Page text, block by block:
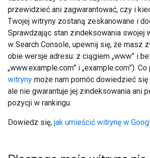
przewidzieć ani zagwarantować, czy i
Twojej witryny zostaną zeskanowane i
Sprawdzając stan zindeksowania swojej
w Search Console, upewnij się, że masz
obie wersje adresu: z ciągiem „www” i
„www.example.com” i „example.com”).
witryny może nam pomóc dowiedzieć
ale nie gwarantuje jej zindeksowania ani
pozycji w rankingu.
Dowiedz się, jak umieścić witrynę w